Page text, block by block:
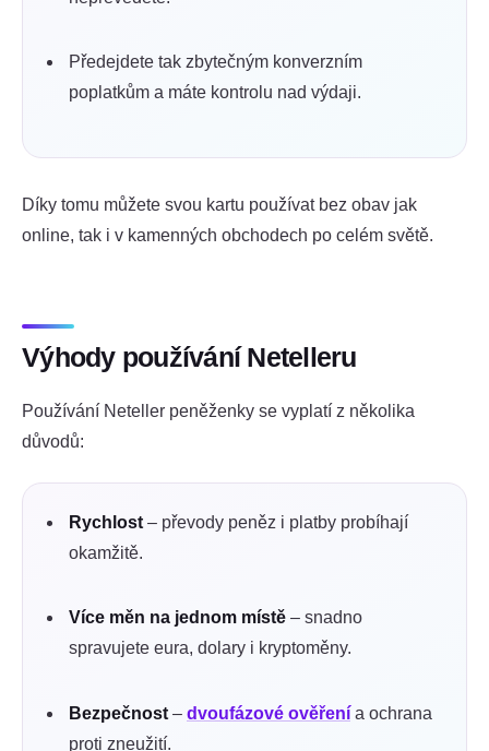
Předejdete tak zbytečným konverzním
poplatkům a máte kontrolu nad výdaji.
Díky tomu můžete svou kartu používat bez obav jak
online, tak i v kamenných obchodech po celém světě.
Výhody používání Netelleru
Používání Neteller peněženky se vyplatí z několika
důvodů:
Rychlost – převody peněz i platby probíhají
okamžitě.
Více měn na jednom místě – snadno
spravujete eura, dolary i kryptoměny.
Bezpečnost – dvoufázové ověření a ochrana
proti zneužití.